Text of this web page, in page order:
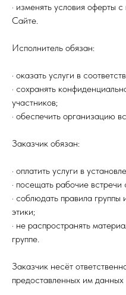
· изменять условия оферты
Сайте.
Исполнитель обязан:
· оказать услуги в
· сохранять
участников;
· обеспечить организацию
Заказчик обязан:
· оплатить услуги в
· посещать рабочие
· соблюдать правила
этики;
· не распространять
группе.
Заказчик несёт
предоставленных им